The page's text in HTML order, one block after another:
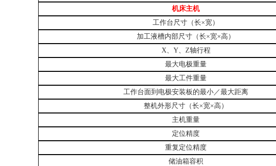
机床主机
工作台尺寸（长×宽）
加工液槽内部尺寸（长×宽×高）
X、Y、Z轴行程
最大电极重量
最大工件重量
工作台面到电极安装板的最小／最大距离
整机外形尺寸（长×宽×高）
主机重量
定位精度
重复定位精度
储油箱容积